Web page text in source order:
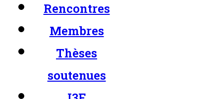
Rencontres
Membres
Thèses
soutenues